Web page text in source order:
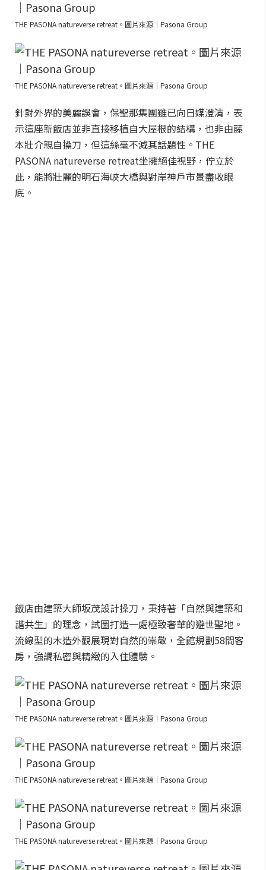
THE PASONA natureverse retreat。圖片來源｜Pasona Group
THE PASONA natureverse retreat。圖片來源｜Pasona Group
針對外界的美麗誤會，保聖那集團雖已向日媒澄清，表
示這座新飯店並非直接移植自大屋根的結構，也非由藤
本壯介親自操刀，但這絲毫不減其話題性。THE
PASONA natureverse retreat坐擁絕佳視野，佇立於
此，能將壯麗的明石海峽大橋與對岸神戶市景盡收眼
底。
飯店由建築大師坂茂設計操刀，秉持著「自然與建築和
諧共生」的理念，試圖打造一處極致奢華的避世聖地。
流線型的木造外觀展現對自然的崇敬，全館規劃58間客
房，強調私密與精緻的入住體驗。
THE PASONA natureverse retreat。圖片來源｜Pasona Group
THE PASONA natureverse retreat。圖片來源｜Pasona Group
THE PASONA natureverse retreat。圖片來源｜Pasona Group